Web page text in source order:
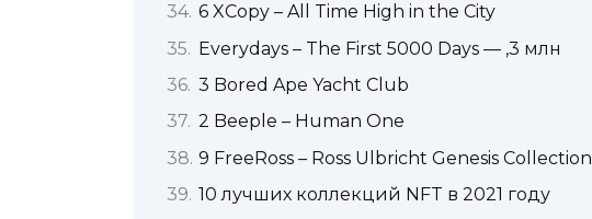
6 XCopy – All Time High in the City
Everydays – The First 5000 Days — ,3 млн
3 Bored Ape Yacht Club
2 Beeple – Human One
9 FreeRoss – Ross Ulbricht Genesis Collection
10 лучших коллекций NFT в 2021 году